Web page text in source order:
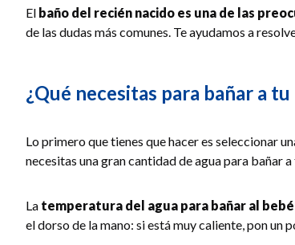
El baño del recién nacido es una de las
de las dudas más comunes. Te ayudamos a
¿Qué necesitas para bañar a tu
Lo primero que tienes que hacer es seleccionar
necesitas una gran cantidad de agua para bañar
La temperatura del agua para bañar al bebé
el dorso de la mano: si está muy caliente, pon